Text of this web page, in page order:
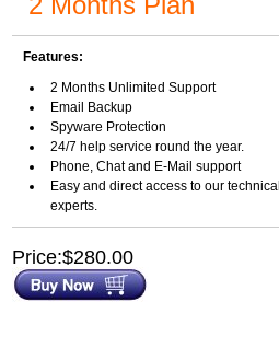
Features:
2 Months Unlimited Support
Email Backup
Spyware Protection
24/7 help service round the year.
Phone, Chat and E-Mail support
Easy and direct access to our technical
experts.
Price:$280.00